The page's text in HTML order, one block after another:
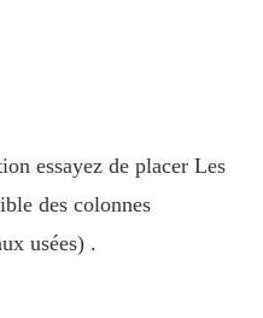
essayez de placer Les
des colonnes
usées) .